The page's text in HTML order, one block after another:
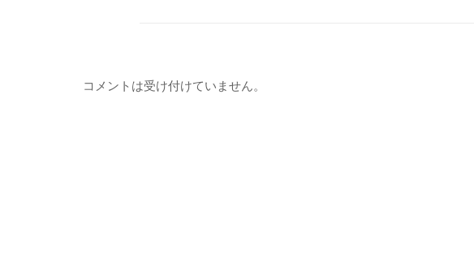
コメントは受け付けていません。